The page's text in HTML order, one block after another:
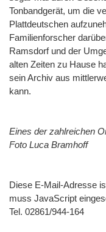
Tonbandgerät, um die
Plattdeutschen
Familienforscher
Ramsdorf und der
alten Zeiten zu Hause
sein Archiv aus
kann.
Eines der zahlreichen
Foto Luca Bramhoff
Diese E-Mail-Adresse
muss JavaScript
Tel. 02861/944-164